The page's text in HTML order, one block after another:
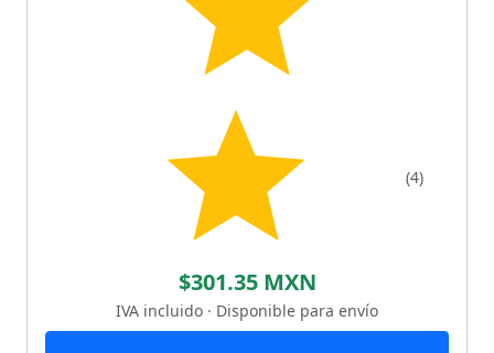
(4)
$301.35 MXN
IVA incluido · Disponible para envío